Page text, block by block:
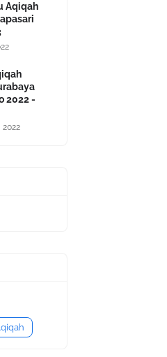
Aqiqah
2022 -
2022